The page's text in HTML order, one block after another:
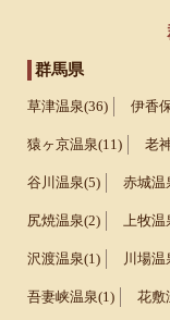
群馬県
草津温泉(36) 伊香
猿ヶ京温泉(11) 老
谷川温泉(5) 赤城温
尻焼温泉(2) 上牧
沢渡温泉(1) 川場温
吾妻峡温泉(1) 花敷